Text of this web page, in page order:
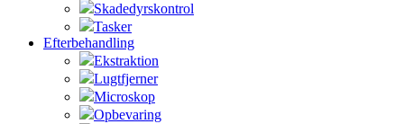
Skadedyrskontrol
Tasker
Efterbehandling
Ekstraktion
Lugtfjerner
Microskop
Opbevaring